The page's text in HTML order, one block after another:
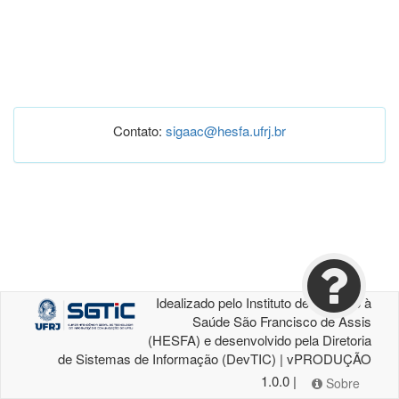
Contato: sigaac@hesfa.ufrj.br
Idealizado pelo Instituto de Atenção à
Saúde São Francisco de Assis
(HESFA) e desenvolvido pela Diretoria
de Sistemas de Informação (DevTIC) | vPRODUÇÃO
1.0.0 |
Sobre